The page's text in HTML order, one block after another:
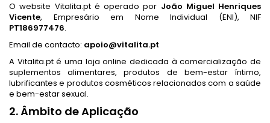
O website Vitalita.pt é operado por João Miguel Henriques
Vicente, Empresário em Nome Individual (ENI), NIF
PT186977476.
Email de contacto: apoio@vitalita.pt
A Vitalita.pt é uma loja online dedicada à comercialização de
suplementos alimentares, produtos de bem-estar íntimo,
lubrificantes e produtos cosméticos relacionados com a saúde
e bem-estar sexual.
2. Âmbito de Aplicação